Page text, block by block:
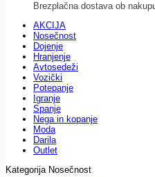
Brezplačna dostava ob
AKCIJA
Nosečnost
Dojenje
Hranjenje
Avtosedeži
Vozički
Potepanje
Igranje
Spanje
Nega in kopanje
Moda
Darila
Outlet
Kategorija Nosečnost